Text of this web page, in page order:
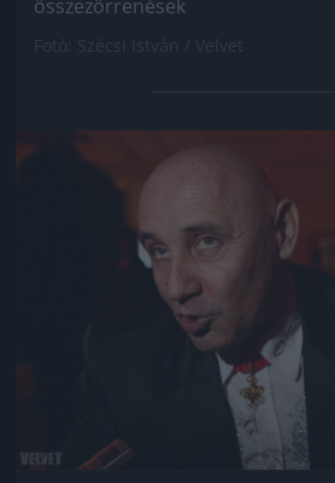
összezörrenések
Jön még kép!